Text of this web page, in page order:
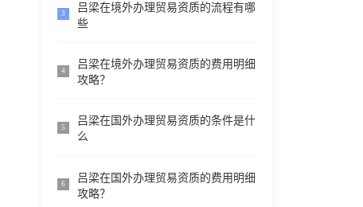
3
吕梁在境外办理贸易资质的流程有哪
些
4
吕梁在境外办理贸易资质的费用明细
攻略？
5
吕梁在国外办理贸易资质的条件是什
么
6
吕梁在国外办理贸易资质的费用明细
攻略？